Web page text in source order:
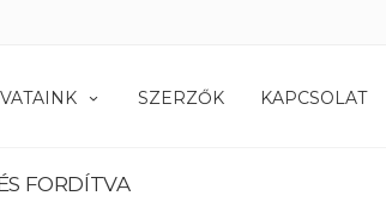
SZERZŐK KAPCSOLAT
FORDÍTVA